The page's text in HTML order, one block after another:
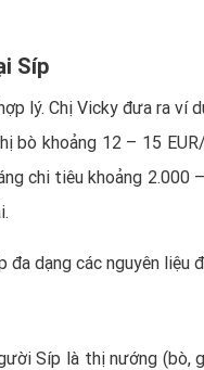
Síp
lý. Chị Vicky đưa ra
bò khoảng 12 – 15
chi tiêu khoảng 2.000
đa dạng các nguyên liệu
Síp là thị nướng (bò,